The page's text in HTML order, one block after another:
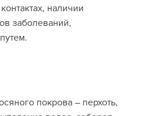
наличии
заболеваний,
покрова – перхоть,